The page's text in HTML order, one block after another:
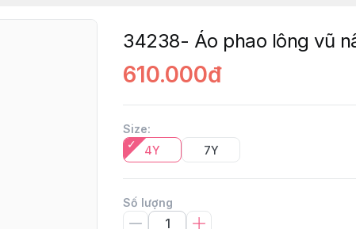
34238- Áo phao lông vũ
610.000đ
Size:
4Y
7Y
Số lượng